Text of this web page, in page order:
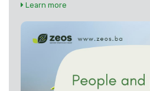
Learn more